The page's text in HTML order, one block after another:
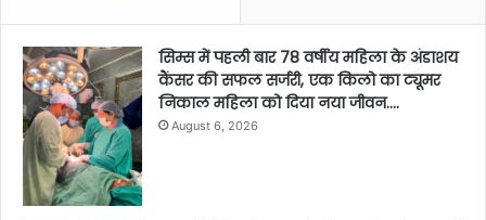
सिम्स में पहली बार 78 वर्षीय महिला के अंडाशय
कैंसर की सफल सर्जरी, एक किलो का ट्यूमर
निकाल महिला को दिया नया जीवन….
August 6, 2026